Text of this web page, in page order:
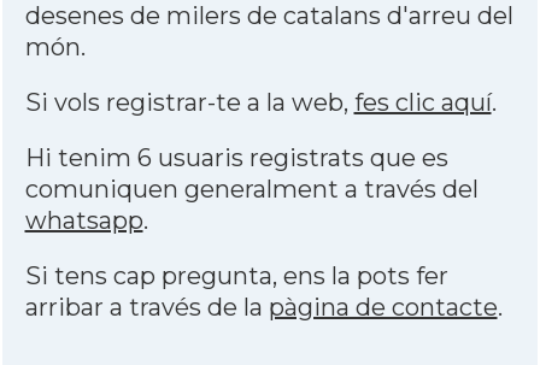
desenes de milers de catalans d'arreu del
món.
Si vols registrar-te a la web, fes clic aquí.
Hi tenim 6 usuaris registrats que es
comuniquen generalment a través del
whatsapp.
Si tens cap pregunta, ens la pots fer
arribar a través de la pàgina de contacte.